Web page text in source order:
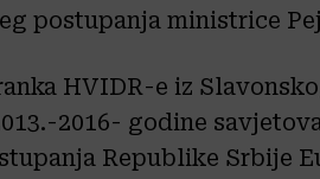
postupanja ministrice
HVIDR-e iz
2016- godine
Republike Srbije